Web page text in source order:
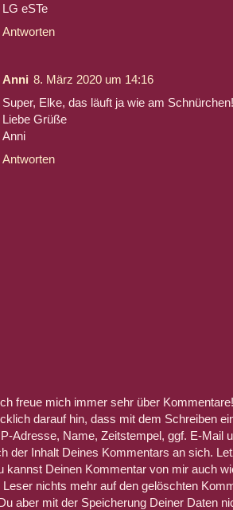
LG eSTe
Antworten
Anni 8. März 2020 um 14:16
Super, Elke, das läuft ja wie am Schnürchen!
Liebe Grüße
Anni
Antworten
freue mich immer sehr über
darauf hin, dass mit dem Schreiben
Adresse, Name, Zeitstempel, ggf. E-Mail
der Inhalt Deines Kommentars an sich.
kannst Deinen Kommentar von mir auch
Leser nichts mehr auf den gelöschten
aber mit der Speicherung Deiner Daten